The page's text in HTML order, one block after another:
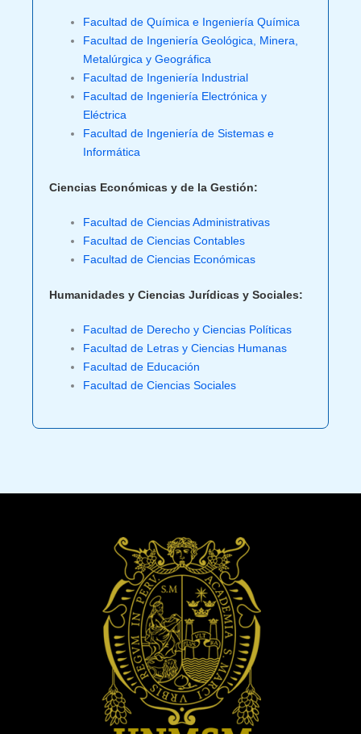
Facultad de Química e Ingeniería Química
Facultad de Ingeniería Geológica, Minera,
Metalúrgica y Geográfica
Facultad de Ingeniería Industrial
Facultad de Ingeniería Electrónica y
Eléctrica
Facultad de Ingeniería de Sistemas e
Informática
Ciencias Económicas y de la Gestión:
Facultad de Ciencias Administrativas
Facultad de Ciencias Contables
Facultad de Ciencias Económicas
Humanidades y Ciencias Jurídicas y Sociales:
Facultad de Derecho y Ciencias Políticas
Facultad de Letras y Ciencias Humanas
Facultad de Educación
Facultad de Ciencias Sociales